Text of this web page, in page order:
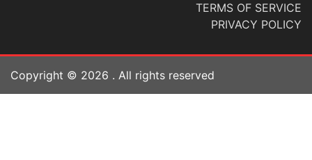
TERMS OF SERVICE
PRIVACY POLICY
Copyright © 2026 . All rights reserved